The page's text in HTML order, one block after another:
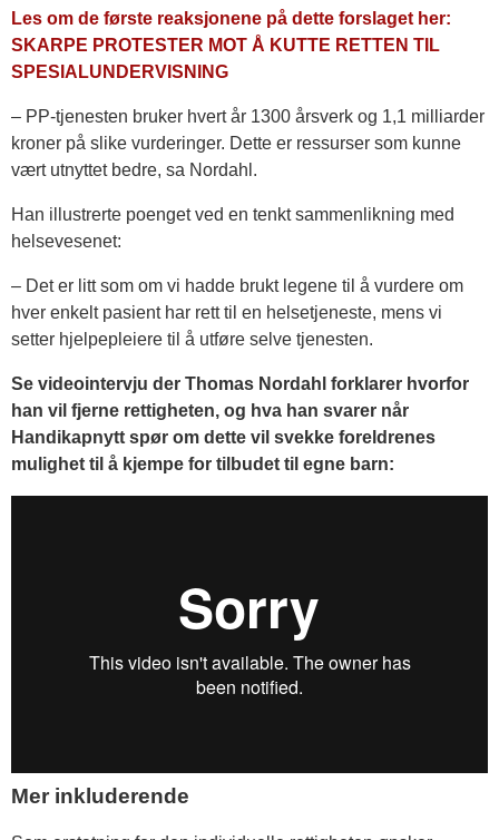
Les om de første reaksjonene på dette forslaget her:
SKARPE PROTESTER MOT Å KUTTE RETTEN TIL
SPESIALUNDERVISNING
– PP-tjenesten bruker hvert år 1300 årsverk og 1,1 milliarder
kroner på slike vurderinger. Dette er ressurser som kunne
vært utnyttet bedre, sa Nordahl.
Han illustrerte poenget ved en tenkt sammenlikning med
helsevesenet:
– Det er litt som om vi hadde brukt legene til å vurdere om
hver enkelt pasient har rett til en helsetjeneste, mens vi
setter hjelpepleiere til å utføre selve tjenesten.
Se videointervju der Thomas Nordahl forklarer hvorfor
han vil fjerne rettigheten, og hva han svarer når
Handikapnytt spør om dette vil svekke foreldrenes
mulighet til å kjempe for tilbudet til egne barn:
Mer inkluderende